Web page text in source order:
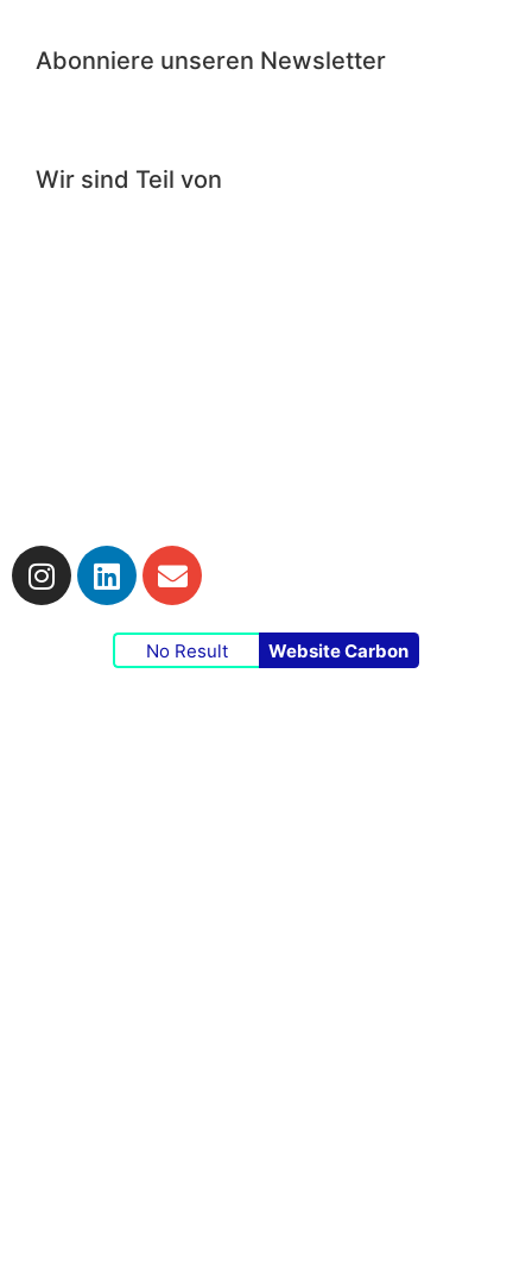
Abonniere unseren Newsletter
Wir sind Teil von
No Result Website Carbon